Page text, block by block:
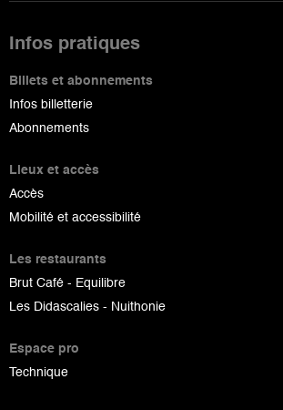
Infos pratiques
Billets et abonnements
Infos billetterie
Abonnements
Lieux et accès
Accès
Mobilité et accessibilité
Les restaurants
Brut Café - Equilibre
Les Didascalies - Nuithonie
Espace pro
Technique